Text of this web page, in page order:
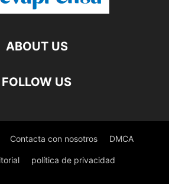
ABOUT US
FOLLOW US
Contacta con nosotros DMCA
política de privacidad